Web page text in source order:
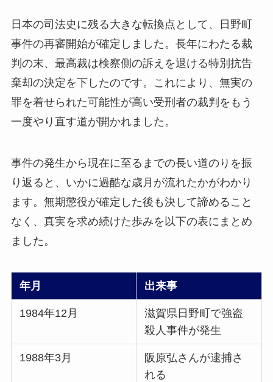
日本の司法史に残る大きな転換点として、日野町
事件の再審開始が確定しました。長年にわたる裁
判の末、最高裁は検察側の訴えを退ける特別抗告
棄却の決定を下したのです。これにより、無実の
罪を着せられた可能性が高い受刑者の裁判をもう
一度やり直す道が開かれました。
事件の発生から現在に至るまでの長い道のりを振
り返ると、いかに過酷な歳月が流れたかがわかり
ます。無期懲役が確定した後も決して諦めること
なく、真実を求め続けた歩みを以下の表にまとめ
ました。
年月 出来事
1984年12月
滋賀県日野町で強盗
殺人事件が発生
1988年3月
阪原弘さんが逮捕さ
れる